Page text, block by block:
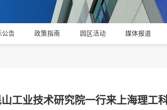
公告 政策指南 园区活动 媒体报道
山工业技术研究院一行来上海理工